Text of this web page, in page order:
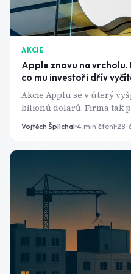
AKCIE
Apple znovu na
co mu investoři dřív
Akcie Applu se v úterý
bilionů dolarů. Firma tak
této hranice - a připravila
společnosti světa.
Vojtěch Šplíchal 4 min čtení 28.